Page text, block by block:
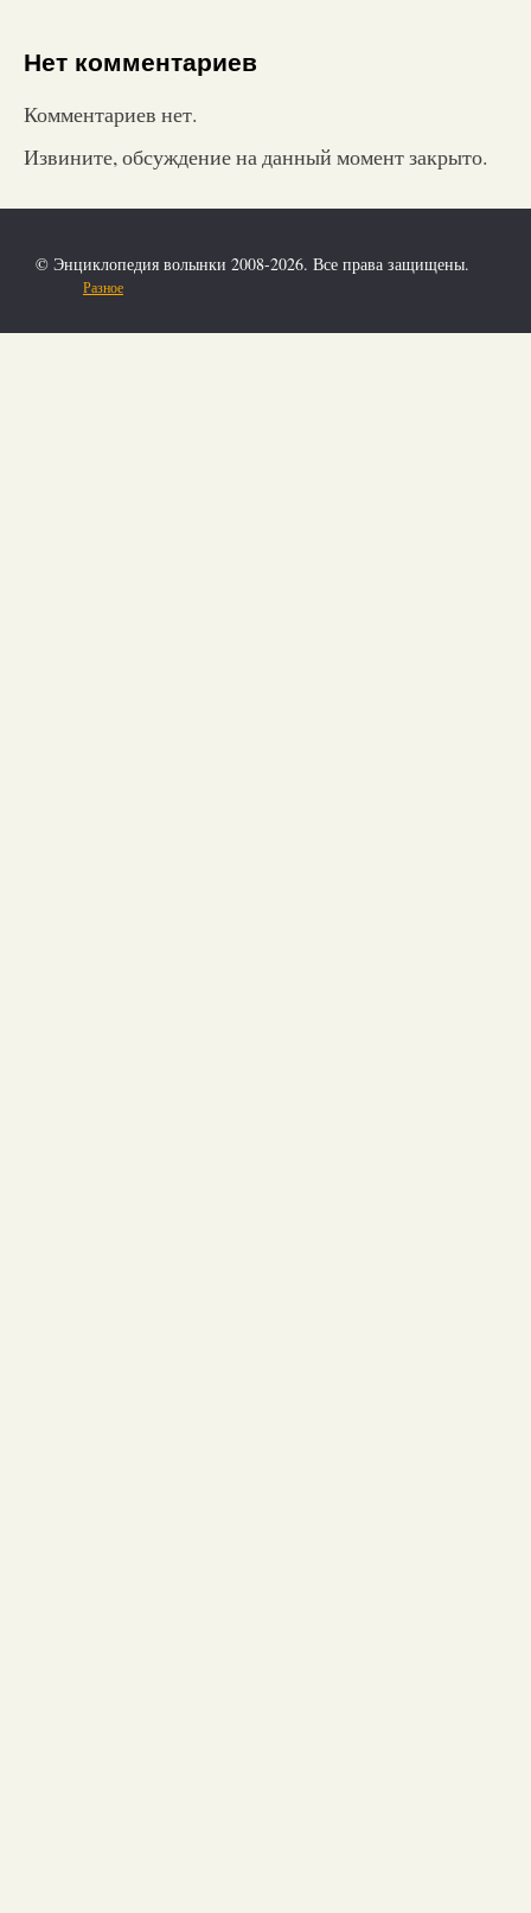
Нет комментариев
Комментариев нет.
Извините, обсуждение на данный момент закрыто.
© Энциклопедия волынки 2008-2026. Все права защищены.
Разное